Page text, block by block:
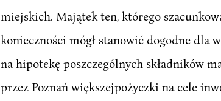
miejskich. Majątek ten, którego
konieczności mógł stanowić dogodne dla
na hipotekę poszczególnych składników
przez Poznań większejpożyczki na cele